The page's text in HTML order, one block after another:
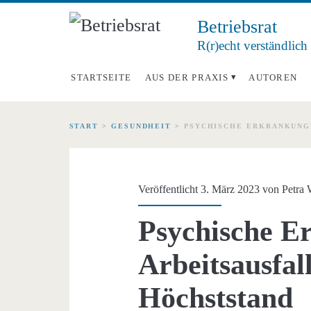
Betriebsrat
R(r)echt
STARTSEITE AUS DER PRAXIS AUTOREN
START > GESUNDHEIT > PSYCHISCHE
Veröffentlicht 3. März 2023 vonPetra
Psychische
Höchststand